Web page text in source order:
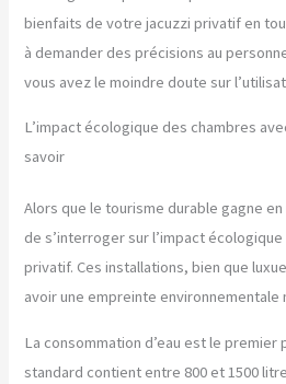
bienfaits de votre jacuzzi privatif en
à demander des précisions au
vous avez le moindre doute sur
L’impact écologique des chambres
savoir
Alors que le tourisme durable gagne
de s’interroger sur l’impact
privatif. Ces installations, bien que
avoir une empreinte environnementale
La consommation d’eau est le premier
standard contient entre 800 et 1500